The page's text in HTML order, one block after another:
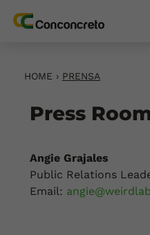
HOME › PRENSA
Press
Angie Grajales
Public Relations
Email: